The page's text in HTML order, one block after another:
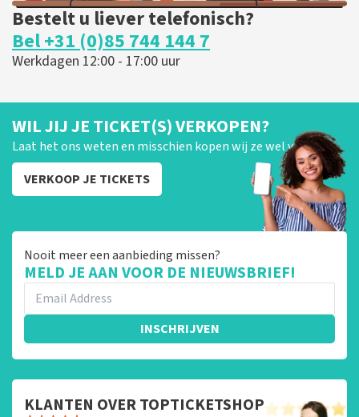
Bestelt u liever telefonisch?
Bel +31 (0)85 744 144 7
Werkdagen 12:00 - 17:00 uur
WIL JIJ JE TICKET(S) VERKOPEN?
Laat het ons weten en misschien kopen wij ze wel van je!
VERKOOP JE TICKETS
Nooit meer een aanbieding missen?
MELD JE AAN VOOR DE NIEUWSBRIEF!
INSCHRIJVEN
KLANTEN OVER TOPTICKETSHOP